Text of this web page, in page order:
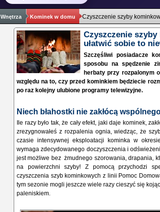
Wnętrza Kominek w domu Czyszczenie szyby
Czyszczenie
ułatwić sobie to
Szczęśliwi posiadacze
sposobu na spędzenie
herbaty przy rozpalonym
względu na to, czy przed kominkiem będziecie
po raz kolejny ulubione programy telewizyjne.
Niech błahostki nie zakłócą wsp
Ile razy było tak, że cały efekt, jaki daje kominek,
zrezygnowałeś z rozpalenia ognia, wiedząc, że
czasie intensywnej eksploatacji kominka w
wymaga zdecydowanego doczyszczenia i
jest możliwe bez żmudnego szorowania, drapania,
na powierzchni szyby! Z pomocą przychodzi
czyszczenia szyb kominkowych z linii Pomoc
tym sezonie mogli jeszcze wiele razy cieszyć się
paleniskiem.